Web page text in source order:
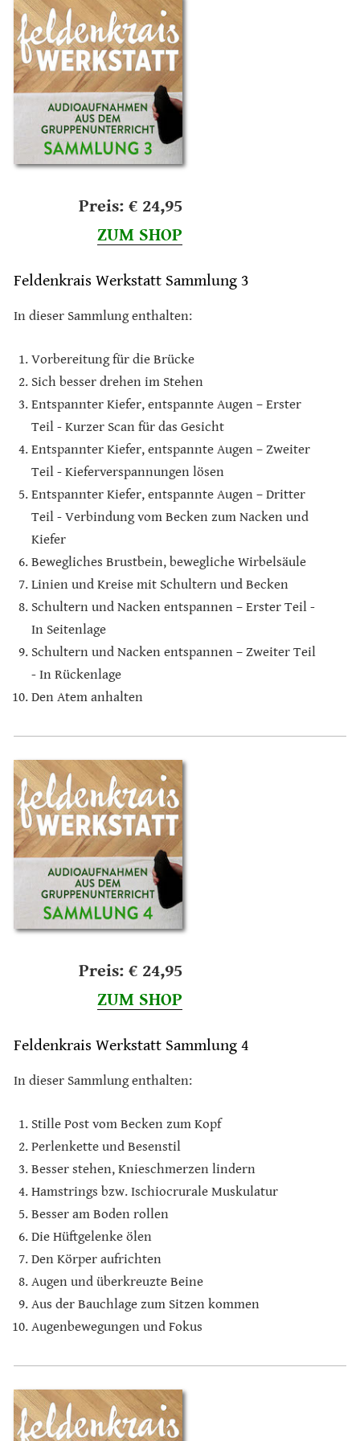
Preis: € 24,95
ZUM SHOP
Feldenkrais Werkstatt Sammlung 3
In dieser Sammlung enthalten:
Vorbereitung für die Brücke
Sich besser drehen im Stehen
Entspannter Kiefer, entspannte Augen – Erster
Teil - Kurzer Scan für das Gesicht
Entspannter Kiefer, entspannte Augen – Zweiter
Teil - Kieferverspannungen lösen
Entspannter Kiefer, entspannte Augen – Dritter
Teil - Verbindung vom Becken zum Nacken und
Kiefer
Bewegliches Brustbein, bewegliche Wirbelsäule
Linien und Kreise mit Schultern und Becken
Schultern und Nacken entspannen – Erster Teil -
In Seitenlage
Schultern und Nacken entspannen – Zweiter Teil
- In Rückenlage
Den Atem anhalten
Preis: € 24,95
ZUM SHOP
Feldenkrais Werkstatt Sammlung 4
In dieser Sammlung enthalten:
Stille Post vom Becken zum Kopf
Perlenkette und Besenstil
Besser stehen, Knieschmerzen lindern
Hamstrings bzw. Ischiocrurale Muskulatur
Besser am Boden rollen
Die Hüftgelenke ölen
Den Körper aufrichten
Augen und überkreuzte Beine
Aus der Bauchlage zum Sitzen kommen
Augenbewegungen und Fokus